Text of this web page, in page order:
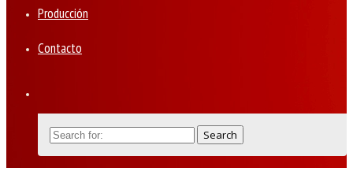
Producción
Contacto